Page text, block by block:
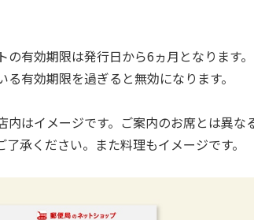
の有効期限は発行日から6ヵ月となります
る有効期限を過ぎると無効になります。
内はイメージです。ご案内のお席とは異な
了承ください。また料理もイメージです。